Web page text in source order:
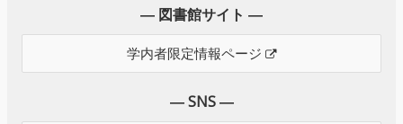
― 図書館サイト ―
学内者限定情報ページ
― SNS ―